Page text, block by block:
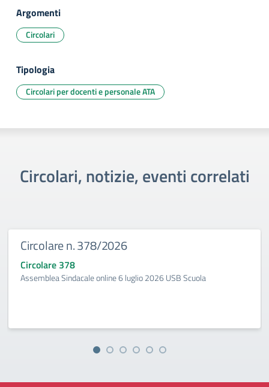
Argomenti
Circolari
Tipologia
Circolari per docenti e personale ATA
Circolari, notizie, eventi correlati
Circolare n. 378/2026
Circolare 378
Assemblea Sindacale online 6 luglio 2026 USB Scuola